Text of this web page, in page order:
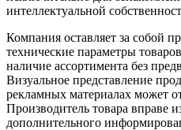
интеллектуальной
Компания оставляет за собой
технические параметры
наличие ассортимента без
Визуальное представление
рекламных материалах может
Производитель товара вправе
дополнительного